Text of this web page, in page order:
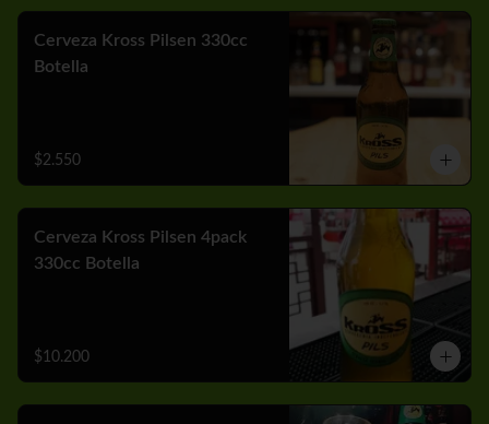
Cerveza Kross Pilsen 330cc
Botella
$2.550
Cerveza Kross Pilsen 4pack
330cc Botella
$10.200